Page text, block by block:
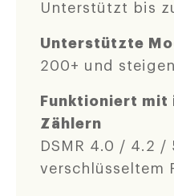
Unterstützt bis
Unterstützte
200+ und
Funktioniert
Zählern
DSMR 4.0 / 4.2 /
verschlüsseltem